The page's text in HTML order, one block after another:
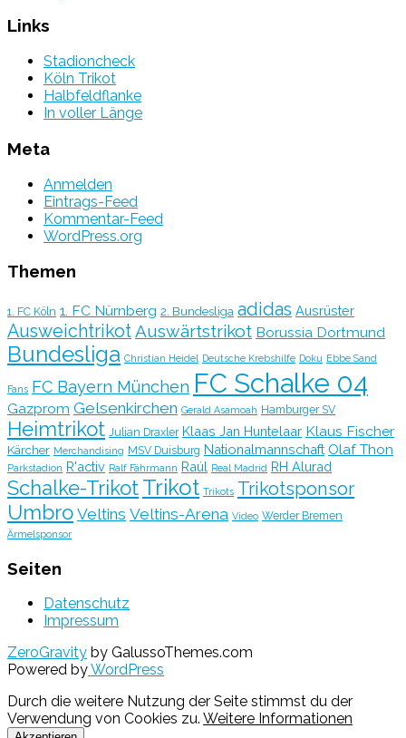
Links
Stadioncheck
Köln Trikot
Halbfeldflanke
In voller Länge
Meta
Anmelden
Eintrags-Feed
Kommentar-Feed
WordPress.org
Themen
1. FC Köln 1. FC Nürnberg 2. Bundesliga adidas Ausrüster
AusweichtrikotAuswärtstrikot Borussia Dortmund
Bundesliga Christian Heidel Deutsche Krebshilfe Doku Ebbe Sand
Fans FC Bayern München FC Schalke 04
Gazprom Gelsenkirchen Gerald Asamoah Hamburger SV
Heimtrikot Julian Draxler Klaas Jan Huntelaar Klaus Fischer
Kärcher Merchandising MSV Duisburg Nationalmannschaft Olaf Thon
Parkstadion R'activ Ralf Fährmann Raúl Real Madrid RH Alurad
Schalke-TrikotTrikot Trikots Trikotsponsor
Umbro Veltins Veltins-Arena Video Werder Bremen
Ärmelsponsor
Seiten
Datenschutz
Impressum
ZeroGravity by GalussoThemes.com
Powered byWordPress
Durch die weitere Nutzung der Seite stimmst du der
Verwendung von Cookies zu. Weitere Informationen